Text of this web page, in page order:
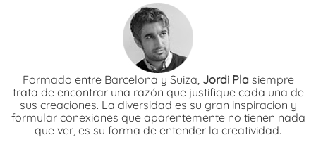
Formado entre Barcelona y Suiza, Jordi Pla siempre
trata de encontrar una razón que justifique cada una de
sus creaciones. La diversidad es su gran inspiracion y
formular conexiones que aparentemente no tienen nada
que ver, es su forma de entender la creatividad.